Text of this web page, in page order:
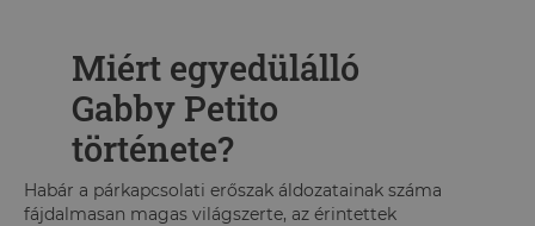
Miért egyedülálló
Gabby Petito
története?
Habár a párkapcsolati erőszak áldozatainak száma
fájdalmasan magas világszerte, az érintettek